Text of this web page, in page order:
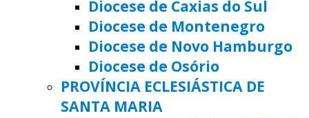
Diocese de Caxias do Sul
Diocese de Montenegro
Diocese de Novo Hamburgo
Diocese de Osório
PROVÍNCIA ECLESIÁSTICA DE
SANTA MARIA